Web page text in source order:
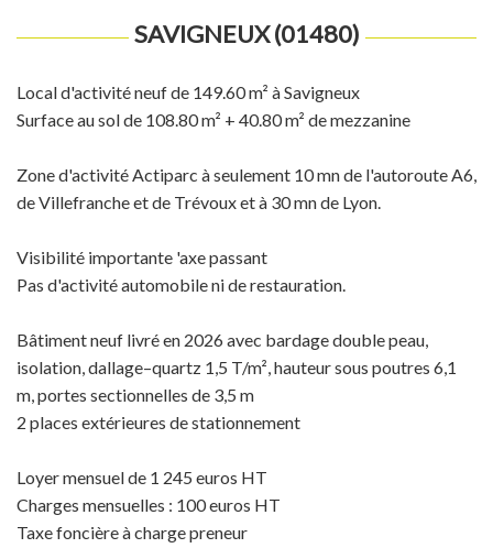
SAVIGNEUX (01480)
Local d'activité neuf de 149.60 m² à Savigneux
Surface au sol de 108.80 m² + 40.80 m² de mezzanine
Zone d'activité Actiparc à seulement 10 mn de l'autoroute A6,
de Villefranche et de Trévoux et à 30 mn de Lyon.
Visibilité importante 'axe passant
Pas d'activité automobile ni de restauration.
Bâtiment neuf livré en 2026 avec bardage double peau,
isolation, dallage–quartz 1,5 T/m², hauteur sous poutres 6,1
m, portes sectionnelles de 3,5 m
2 places extérieures de stationnement
Loyer mensuel de 1 245 euros HT
Charges mensuelles : 100 euros HT
Taxe foncière à charge preneur